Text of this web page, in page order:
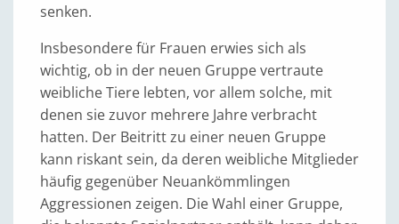
senken.
Insbesondere für Frauen erwies sich als
wichtig, ob in der neuen Gruppe vertraute
weibliche Tiere lebten, vor allem solche, mit
denen sie zuvor mehrere Jahre verbracht
hatten. Der Beitritt zu einer neuen Gruppe
kann riskant sein, da deren weibliche Mitglieder
häufig gegenüber Neuankömmlingen
Aggressionen zeigen. Die Wahl einer Gruppe,